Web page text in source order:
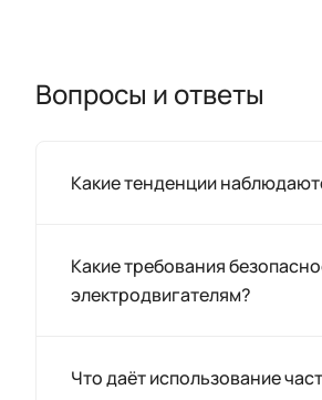
Вопросы и ответы
Какие тенденции
Какие требования
электродвигателям?
Что даёт использование